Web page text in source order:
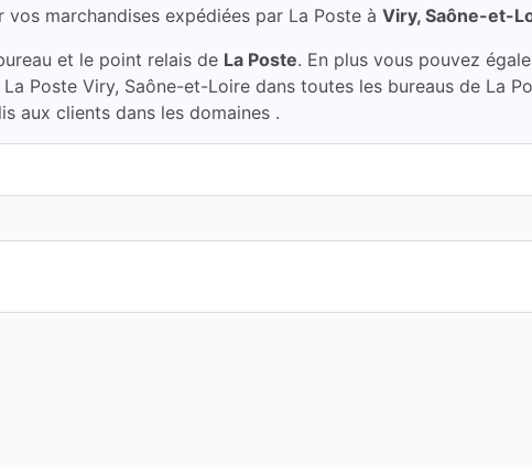
vos marchandises expédiées par La Poste à Viry, Saône-et-
et le point relais de La Poste. En plus vous pouvez
Poste Viry, Saône-et-Loire dans toutes les bureaus de La
aux clients dans les domaines .